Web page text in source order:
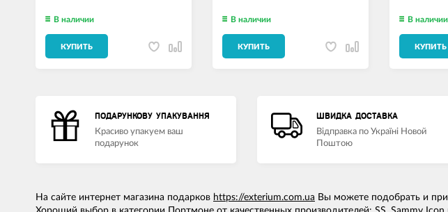
В наличии
КУПИТЬ
В наличии
КУПИТЬ
В наличии
КУПИТЬ
ПОДАРУНКОВУ УПАКУВАННЯ
Красиво упакуем ваш
подарунок
ШВИДКА ДОСТАВКА
Відправка по Україні Новой
Поштою
На сайте интернет магазина подарков https://exterium.com.ua Вы можете подобрать и